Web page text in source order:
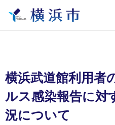
横浜武道館利用者
ルス感染報告に対
況について